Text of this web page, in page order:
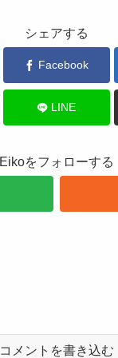
シェアする
Facebook
LINE
Eikoをフォローする
コメントを書き込む